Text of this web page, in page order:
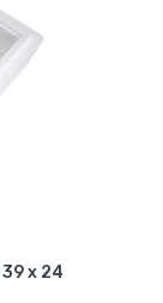
x 24